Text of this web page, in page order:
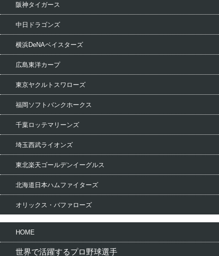
阪神タイガース
中日ドラゴンズ
横浜DeNAベイスターズ
広島東洋カープ
東京ヤクルトスワローズ
福岡ソフトバンクホークス
千葉ロッテマリーンズ
埼玉西武ライオンズ
東北楽天ゴールデンイーグルス
北海道日本ハムファイターズ
オリックス・バファローズ
HOME
世界で活躍するプロ野球選手